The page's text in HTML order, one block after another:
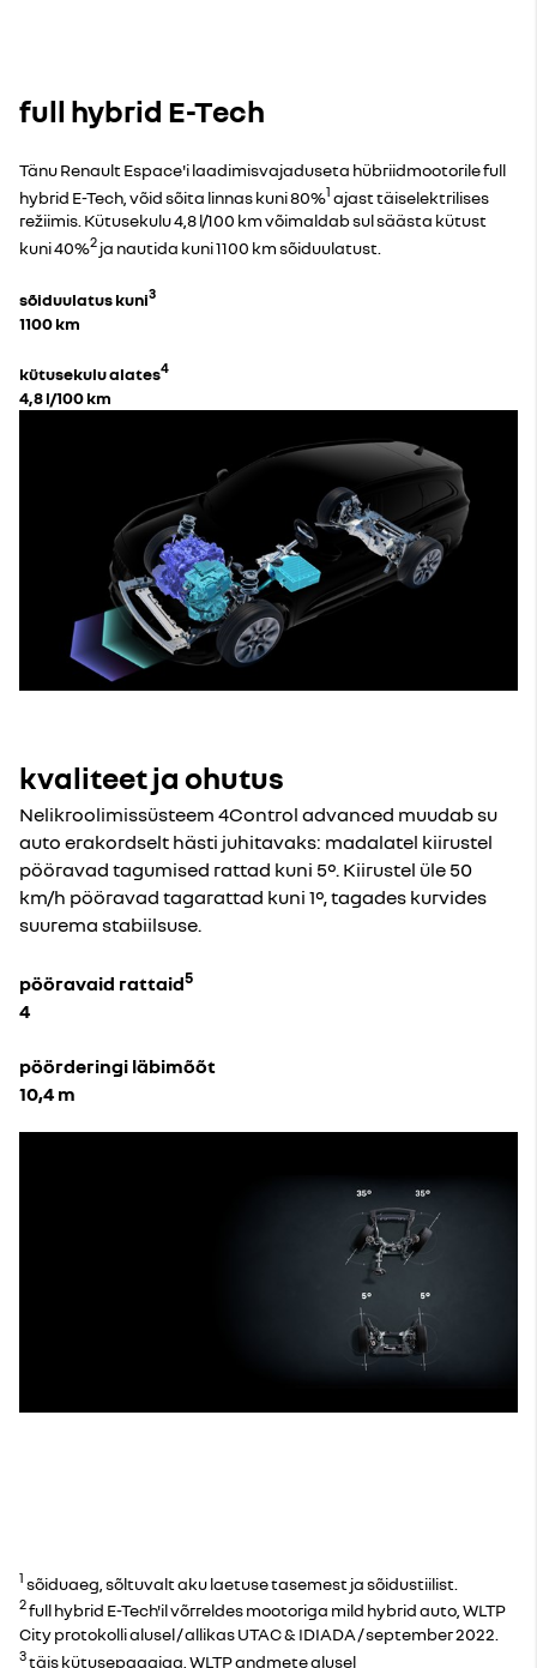
full hybrid E-Tech
Tänu Renault Espace'i laadimisvajaduseta hübriidmootorile full
hybrid E-Tech, võid sõita linnas kuni 80%1 ajast täiselektrilises
režiimis. Kütusekulu 4,8 l/100 km võimaldab sul säästa kütust
kuni 40%2 ja nautida kuni 1100 km sõiduulatust.
sõiduulatus kuni3
1100 km
kütusekulu alates4
4,8 l/100 km
kvaliteet ja ohutus
Nelikroolimissüsteem 4Control advanced muudab su
auto erakordselt hästi juhitavaks: madalatel kiirustel
pööravad tagumised rattad kuni 5°. Kiirustel üle 50
km/h pööravad tagarattad kuni 1°, tagades kurvides
suurema stabiilsuse.
pööravaid rattaid5
4
pöörderingi läbimõõt
10,4 m
1 sõiduaeg, sõltuvalt aku laetuse tasemest ja sõidustiilist.
2full hybrid E-Tech'il võrreldes mootoriga mild hybrid auto, WLTP
City protokolli alusel / allikas UTAC & IDIADA / september 2022.
3täis kütusepaagiga, WLTP andmete alusel